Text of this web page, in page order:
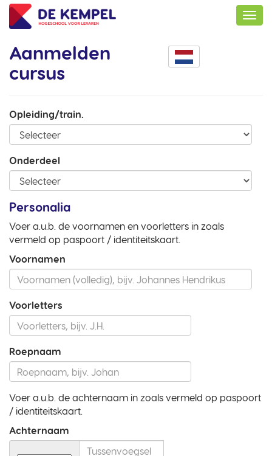
Aanmelden
cursus
Opleiding/train.
Onderdeel
Personalia
Voer a.u.b. de voornamen en voorletters in zoals
vermeld op paspoort / identiteitskaart.
Voornamen
Voorletters
Roepnaam
Voer a.u.b. de achternaam in zoals vermeld op paspoort
/ identiteitskaart.
Achternaam